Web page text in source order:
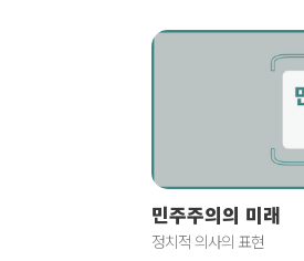
민주주의의 미래
정치적 의사의 표현